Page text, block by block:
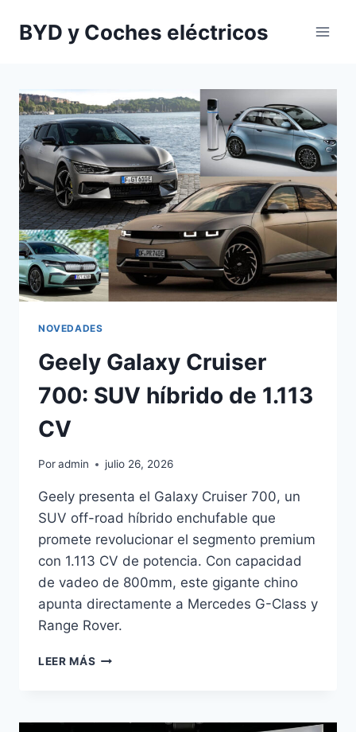
BYD y Coches eléctricos
NOVEDADES
Geely Galaxy Cruiser
700: SUV híbrido de 1.113
CV
Poradmin julio 26, 2026
Geely presenta el Galaxy Cruiser 700, un
SUV off-road híbrido enchufable que
promete revolucionar el segmento premium
con 1.113 CV de potencia. Con capacidad
de vadeo de 800mm, este gigante chino
apunta directamente a Mercedes G-Class y
Range Rover.
LEER MÁS GEELY
SUV